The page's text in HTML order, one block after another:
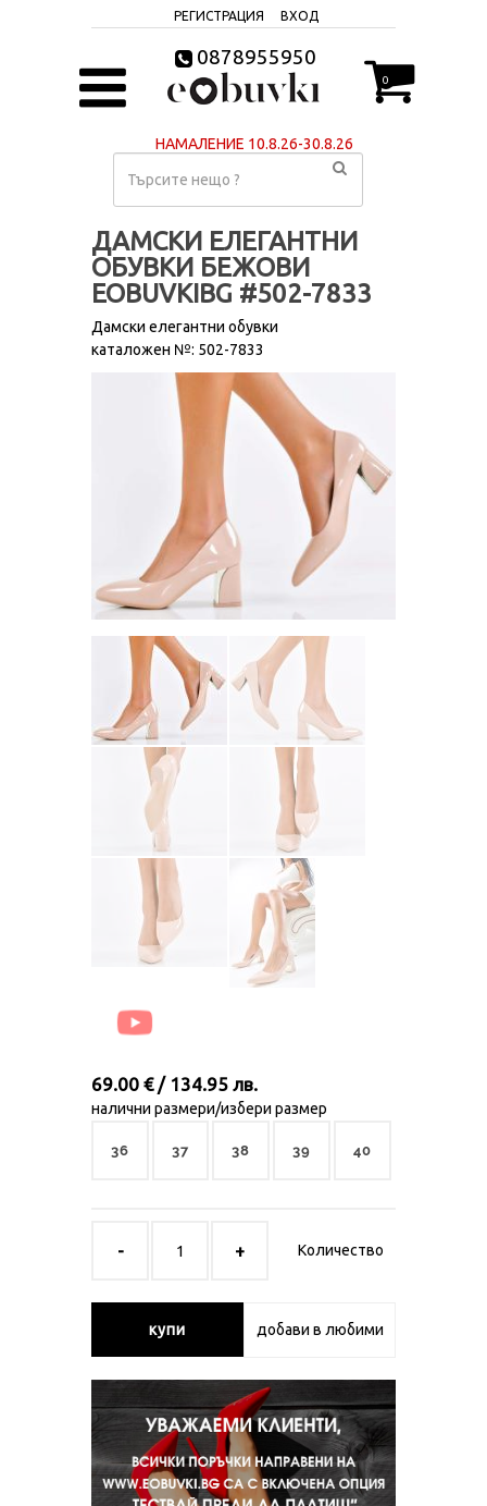
РЕГИСТРАЦИЯ ВХОД
0878955950
0
НАМАЛЕНИЕ 10.8.26-30.8.26
ДАМСКИ ЕЛЕГАНТНИ
ОБУВКИ БЕЖОВИ
ЕОBUVKIBG #502-7833
Дамски елегантни обувки
каталожен №: 502-7833
69.00 € / 134.95 лв.
налични размери/избери размер
36 37 38 39 40
Количество
купи добави в любими